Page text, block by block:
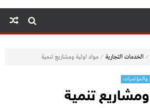
الموصل
⁄ الخدمات التجارية ⁄ مواد اولية ومشاريع تنمية
تنمية